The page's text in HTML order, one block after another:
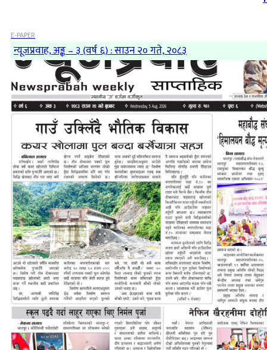
E-PAPER
न्यूजप्रवाह, अङ्क – ३ (वर्ष ६) : साउन २० गते, २०८३